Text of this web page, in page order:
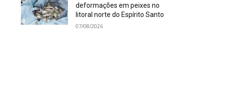
deformações em peixes no
litoral norte do Espírito Santo
07/08/2026